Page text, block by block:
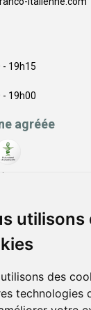
utilisons
des
technologies
- 19h15
- 19h00
agréée